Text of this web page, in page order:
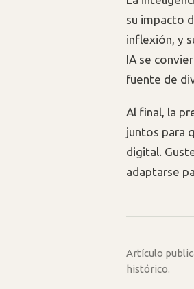
su impacto
inflexión, y
IA se
fuente de
Al final, la
juntos para
digital.
adaptarse
Artículo
histórico.